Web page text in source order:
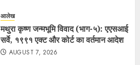
आलेख
मथुरा कृष्ण जन्मभूमि विवाद (भाग-५): एएसआई
सर्वे, १९९१ एक्ट और कोर्ट का वर्तमान आदेश
AUGUST 7, 2026